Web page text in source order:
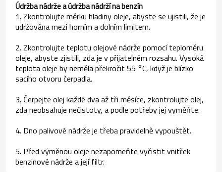
Údržba nádrže a údržba nádrží na benzín
1. Zkontrolujte měrku hladiny oleje, abyste se ujistili, že je
udržována mezi horním a dolním limitem.
2. Zkontrolujte teplotu olejové nádrže pomocí teploměru
oleje, abyste zjistili, zda je v přijatelném rozsahu. Vysoká
teplota oleje by neměla překročit 55 °C, když je blízko
sacího otvoru čerpadla.
3. Čerpejte olej každé dva až tři měsíce, zkontrolujte olej,
zda neobsahuje nečistoty, a podle potřeby jej vyměňte.
4. Dno palivové nádrže je třeba pravidelně vypouštět.
5. Před výměnou oleje nezapomeňte vyčistit vnitřek
benzinové nádrže a její filtr.